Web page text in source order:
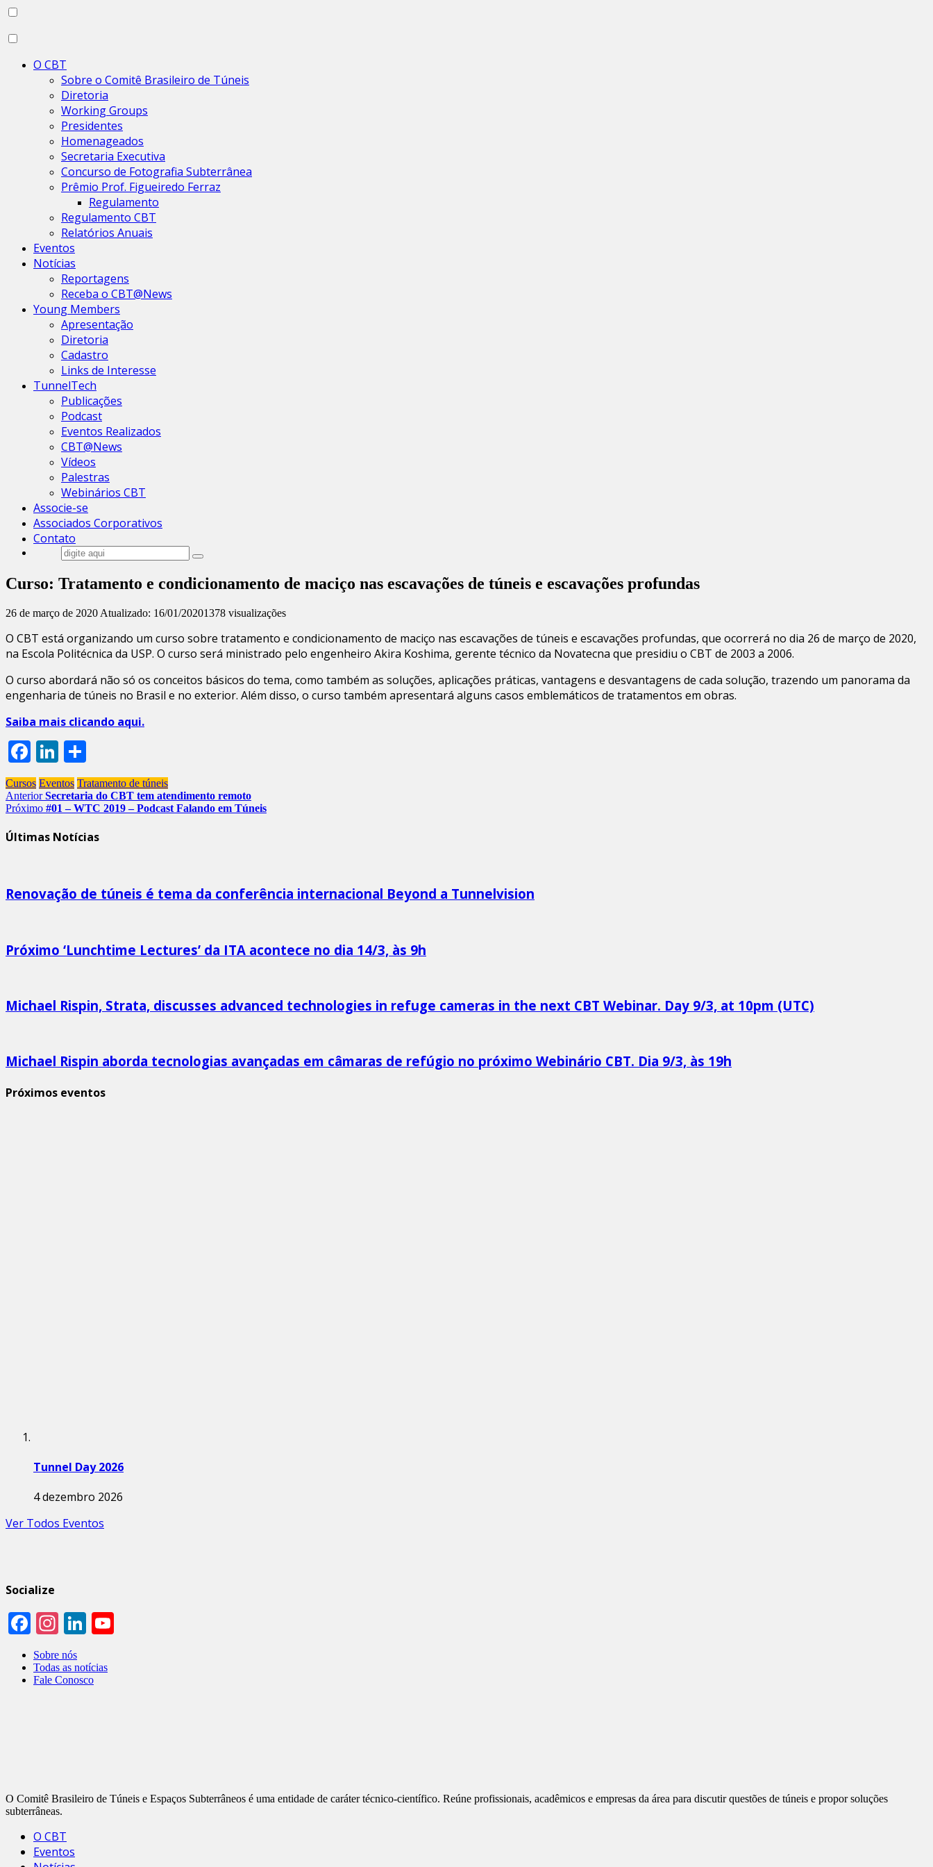
O CBT
Sobre o Comitê Brasileiro de Túneis
Diretoria
Working Groups
Presidentes
Homenageados
Secretaria Executiva
Concurso de Fotografia Subterrânea
Prêmio Prof. Figueiredo Ferraz
Regulamento
Regulamento CBT
Relatórios Anuais
Eventos
Notícias
Reportagens
Receba o CBT@News
Young Members
Apresentação
Diretoria
Cadastro
Links de Interesse
TunnelTech
Publicações
Podcast
Eventos Realizados
CBT@News
Vídeos
Palestras
Webinários CBT
Associe-se
Associados Corporativos
Contato
Curso: Tratamento e condicionamento de maciço nas escavações de túneis e escavações profundas
26 de março de 2020 Atualizado: 16/01/20201378 visualizações
O CBT está organizando um curso sobre tratamento e condicionamento de maciço nas escavações de túneis e escavações profundas, que ocorrerá no dia 26 de março de 2020,
na Escola Politécnica da USP. O curso será ministrado pelo engenheiro Akira Koshima, gerente técnico da Novatecna que presidiu o CBT de 2003 a 2006.
O curso abordará não só os conceitos básicos do tema, como também as soluções, aplicações práticas, vantagens e desvantagens de cada solução, trazendo um panorama da
engenharia de túneis no Brasil e no exterior. Além disso, o curso também apresentará alguns casos emblemáticos de tratamentos em obras.
Saiba mais clicando aqui.
Facebook
LinkedIn
Cursos Eventos Tratamento de túneis
AnteriorSecretaria do CBT tem atendimento remoto
Próximo #01 – WTC 2019 – Podcast Falando em Túneis
Últimas Notícias
Renovação de túneis é tema da conferência internacional Beyond a Tunnelvision
Próximo ‘Lunchtime Lectures’ da ITA acontece no dia 14/3, às 9h
Michael Rispin, Strata, discusses advanced technologies in refuge cameras in the next CBT Webinar. Day 9/3, at 10pm (UTC)
Michael Rispin aborda tecnologias avançadas em câmaras de refúgio no próximo Webinário CBT. Dia 9/3, às 19h
Próximos eventos
Tunnel Day 2026
4 dezembro 2026
Ver Todos Eventos
Socialize
Facebook
Instagram
LinkedIn
Sobre nós
Todas as notícias
Fale Conosco
O Comitê Brasileiro de Túneis e Espaços Subterrâneos é uma entidade de caráter técnico-científico. Reúne profissionais, acadêmicos e empresas da área para discutir questões de túneis e propor soluções
subterrâneas.
O CBT
Eventos